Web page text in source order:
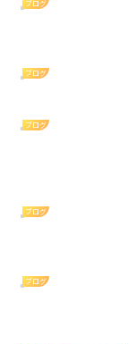
ブログ
ブログ
ブログ
ブログ
ブログ